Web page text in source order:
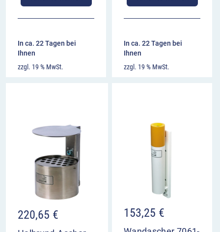
In ca. 22 Tagen bei
Ihnen
zzgl. 19 % MwSt.
In ca. 22 Tagen bei
Ihnen
zzgl. 19 % MwSt.
220,65 € 153,25 €